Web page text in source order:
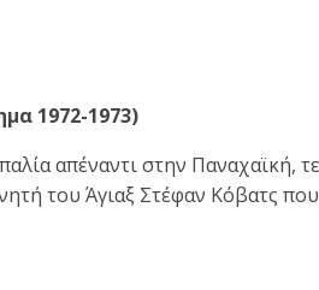
1972-1973)
απέναντι στην Παναχαϊκή,
του Άγιαξ Στέφαν Κόβατς που